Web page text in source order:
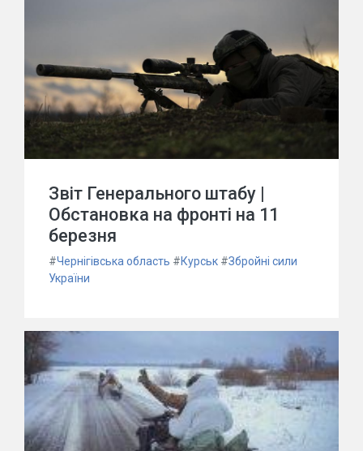
Звіт Генерального штабу |
Обстановка на фронті на 11
березня
#Чернігівська область #Курськ #Збройні сили
України